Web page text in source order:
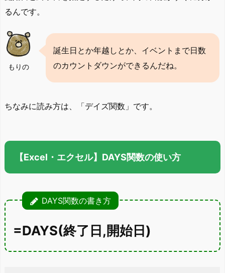
るんです。
もりの
誕生日とか年越しとか、イベントまで日数
のカウントダウンができるんだね。
ちなみに読み方は、「デイズ関数」です。
【Excel・エクセル】DAYS関数の使い方
DAYS関数の書き方
=DAYS(終了日,開始日)